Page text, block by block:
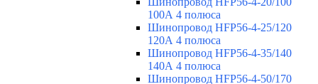
100А 4 полюса
Шинопровод HFP56-4-25/120
120А 4 полюса
Шинопровод HFP56-4-35/140
140А 4 полюса
Шинопровод HFP56-4-50/170